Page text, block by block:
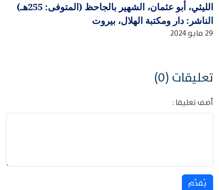
الليثي، أبو عثمان، الشهير بالجاحظ (المتوفى: 255هـ)
الناشر: دار ومكتبة الهلال، بيروت
29 مايو 2024
تعليقات (0)
أضف تعليقا :
يُقدِّم